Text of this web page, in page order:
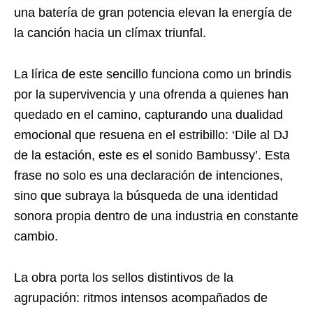
una batería de gran potencia elevan la energía de
la canción hacia un clímax triunfal.
La lírica de este sencillo funciona como un brindis
por la supervivencia y una ofrenda a quienes han
quedado en el camino, capturando una dualidad
emocional que resuena en el estribillo: ‘Dile al DJ
de la estación, este es el sonido Bambussy’. Esta
frase no solo es una declaración de intenciones,
sino que subraya la búsqueda de una identidad
sonora propia dentro de una industria en constante
cambio.
La obra porta los sellos distintivos de la
agrupación: ritmos intensos acompañados de